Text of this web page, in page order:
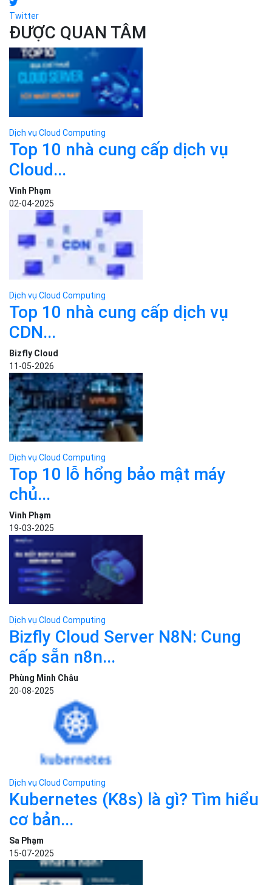
02-04-2025
Dịch vụ Cloud Computing
Top 10 nhà cung cấp dịch vụ
CDN...
Bizfly Cloud
Dịch vụ Cloud Computing
Top 10 lỗ hổng bảo mật máy
chủ...
Vinh Phạm
19-03-2025
Dịch vụ Cloud Computing
Bizfly Cloud Server N8N: Cung
cấp sẵn n8n...
Phùng Minh Châu
20-08-2025
Dịch vụ Cloud Computing
Kubernetes (K8s) là gì? Tìm hiểu
cơ bản...
Sa Phạm
15-07-2025
Dịch vụ Cloud Computing
N8N là gì? Hướng dẫn cài đặt
và...
Sa Phạm
29-07-2025
Dịch vụ Cloud Computing
Cloud VPS là gì? Lợi ích khi sử...
BÀI VIẾT LIÊN QUAN
Danh mục
Kiến thức cơ bản
Tin công nghệ
Dịch vụ Cloud Computing